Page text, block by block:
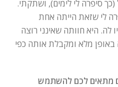
סיפרה לי לימים), ושתקתי.
לי שזאת הייתה אחת
לה. היא חוותה שאינני רוצה
מלא ומקבלת אותה כפי
מתאים לכם להשתמש